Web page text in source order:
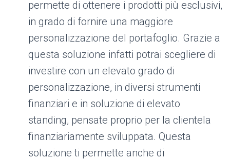
permette di ottenere i prodotti più esclusivi,
in grado di fornire una maggiore
personalizzazione del portafoglio. Grazie a
questa soluzione infatti potrai scegliere di
investire con un elevato grado di
personalizzazione, in diversi strumenti
finanziari e in soluzione di elevato
standing, pensate proprio per la clientela
finanziariamente sviluppata. Questa
soluzione ti permette anche di